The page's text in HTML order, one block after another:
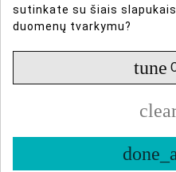
PRISTATYMO LAIKAS
sutinkate su šiais
duomenų tvarkymu?
tune